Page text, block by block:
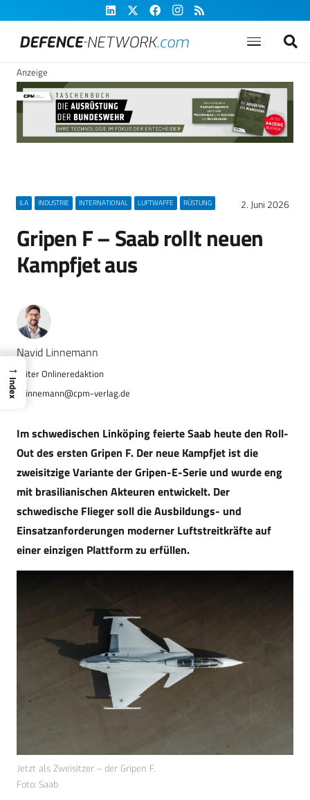
Anzeige
ILA INDUSTRIE INTERNATIONAL LUFTWAFFE RÜSTUNG 2. Juni 2026
Gripen F – Saab rollt neuen
Kampfjet aus
Navid Linnemann
n.linnemann@cpm-verlag.de
Im schwedischen Linköping feierte Saab heute den Roll-
Out des ersten Gripen F. Der neue Kampfjet ist die
zweisitzige Variante der Gripen-E-Serie und wurde eng
mit brasilianischen Akteuren entwickelt. Der
schwedische Flieger soll die Ausbildungs- und
Einsatzanforderungen moderner Luftstreitkräfte auf
einer einzigen Plattform zu erfüllen.
Jetzt als Zweisitzer – der Gripen F.
Foto: Saab
→
Index